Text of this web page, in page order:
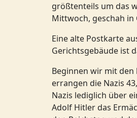
größtenteils um das
Mittwoch, geschah
Eine alte Postkarte
Gerichtsgebäude ist
Beginnen wir mit den
errangen die Nazis
Nazis lediglich über
Adolf Hitler das